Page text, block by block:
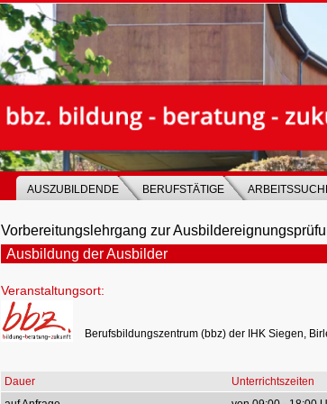
AUSZUBILDENDE BERUFSTÄTIGE
Vorbereitungslehrgang zur
Ausbildung der Ausbilder
Veranstaltungsort:
Berufsbildungszentrum (bbz) der IHK Siegen,
Dauer Unterrichtszeiten